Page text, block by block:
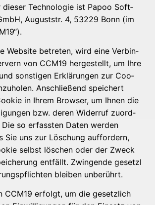
die­ser Tech­no­lo­gie ist Papoo Soft­
August­str. 4, 53229 Bonn (im
Web­site betre­ten, wird eine Ver­bin­
von CCM19 her­ge­stellt, um Ihre
sons­ti­gen Erklä­run­gen zur Coo­
Anschlie­ßend spei­chert
in Ihrem Brow­ser, um Ihnen die
bzw. deren Wider­ruf zuord­
Die so erfass­ten Daten wer­den
Sie uns zur Löschung auf­for­dern,
selbst löschen oder der Zweck
ent­fällt. Zwin­gen­de gesetz­l
blei­ben unberührt.
CCM19 erfolgt, um die gesetz­lich